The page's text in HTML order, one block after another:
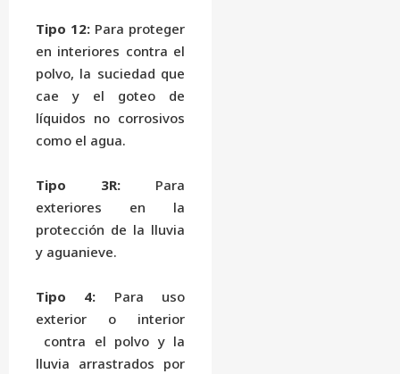
Tipo 12: Para proteger
en interiores contra el
polvo, la suciedad que
cae y el goteo de
líquidos no corrosivos
como el agua.
Tipo 3R: Para
exteriores en la
protección de la lluvia
y aguanieve.
Tipo 4: Para uso
exterior o interior
contra el polvo y la
lluvia arrastrados por